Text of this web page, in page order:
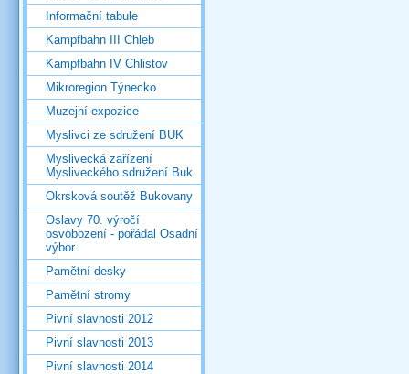
Informační tabule
Kampfbahn III Chleb
Kampfbahn IV Chlistov
Mikroregion Týnecko
Muzejní expozice
Myslivci ze sdružení BUK
Myslivecká zařízení
Mysliveckého sdružení Buk
Okrsková soutěž Bukovany
Oslavy 70. výročí
osvobození - pořádal Osadní
výbor
Pamětní desky
Pamětní stromy
Pivní slavnosti 2012
Pivní slavnosti 2013
Pivní slavnosti 2014